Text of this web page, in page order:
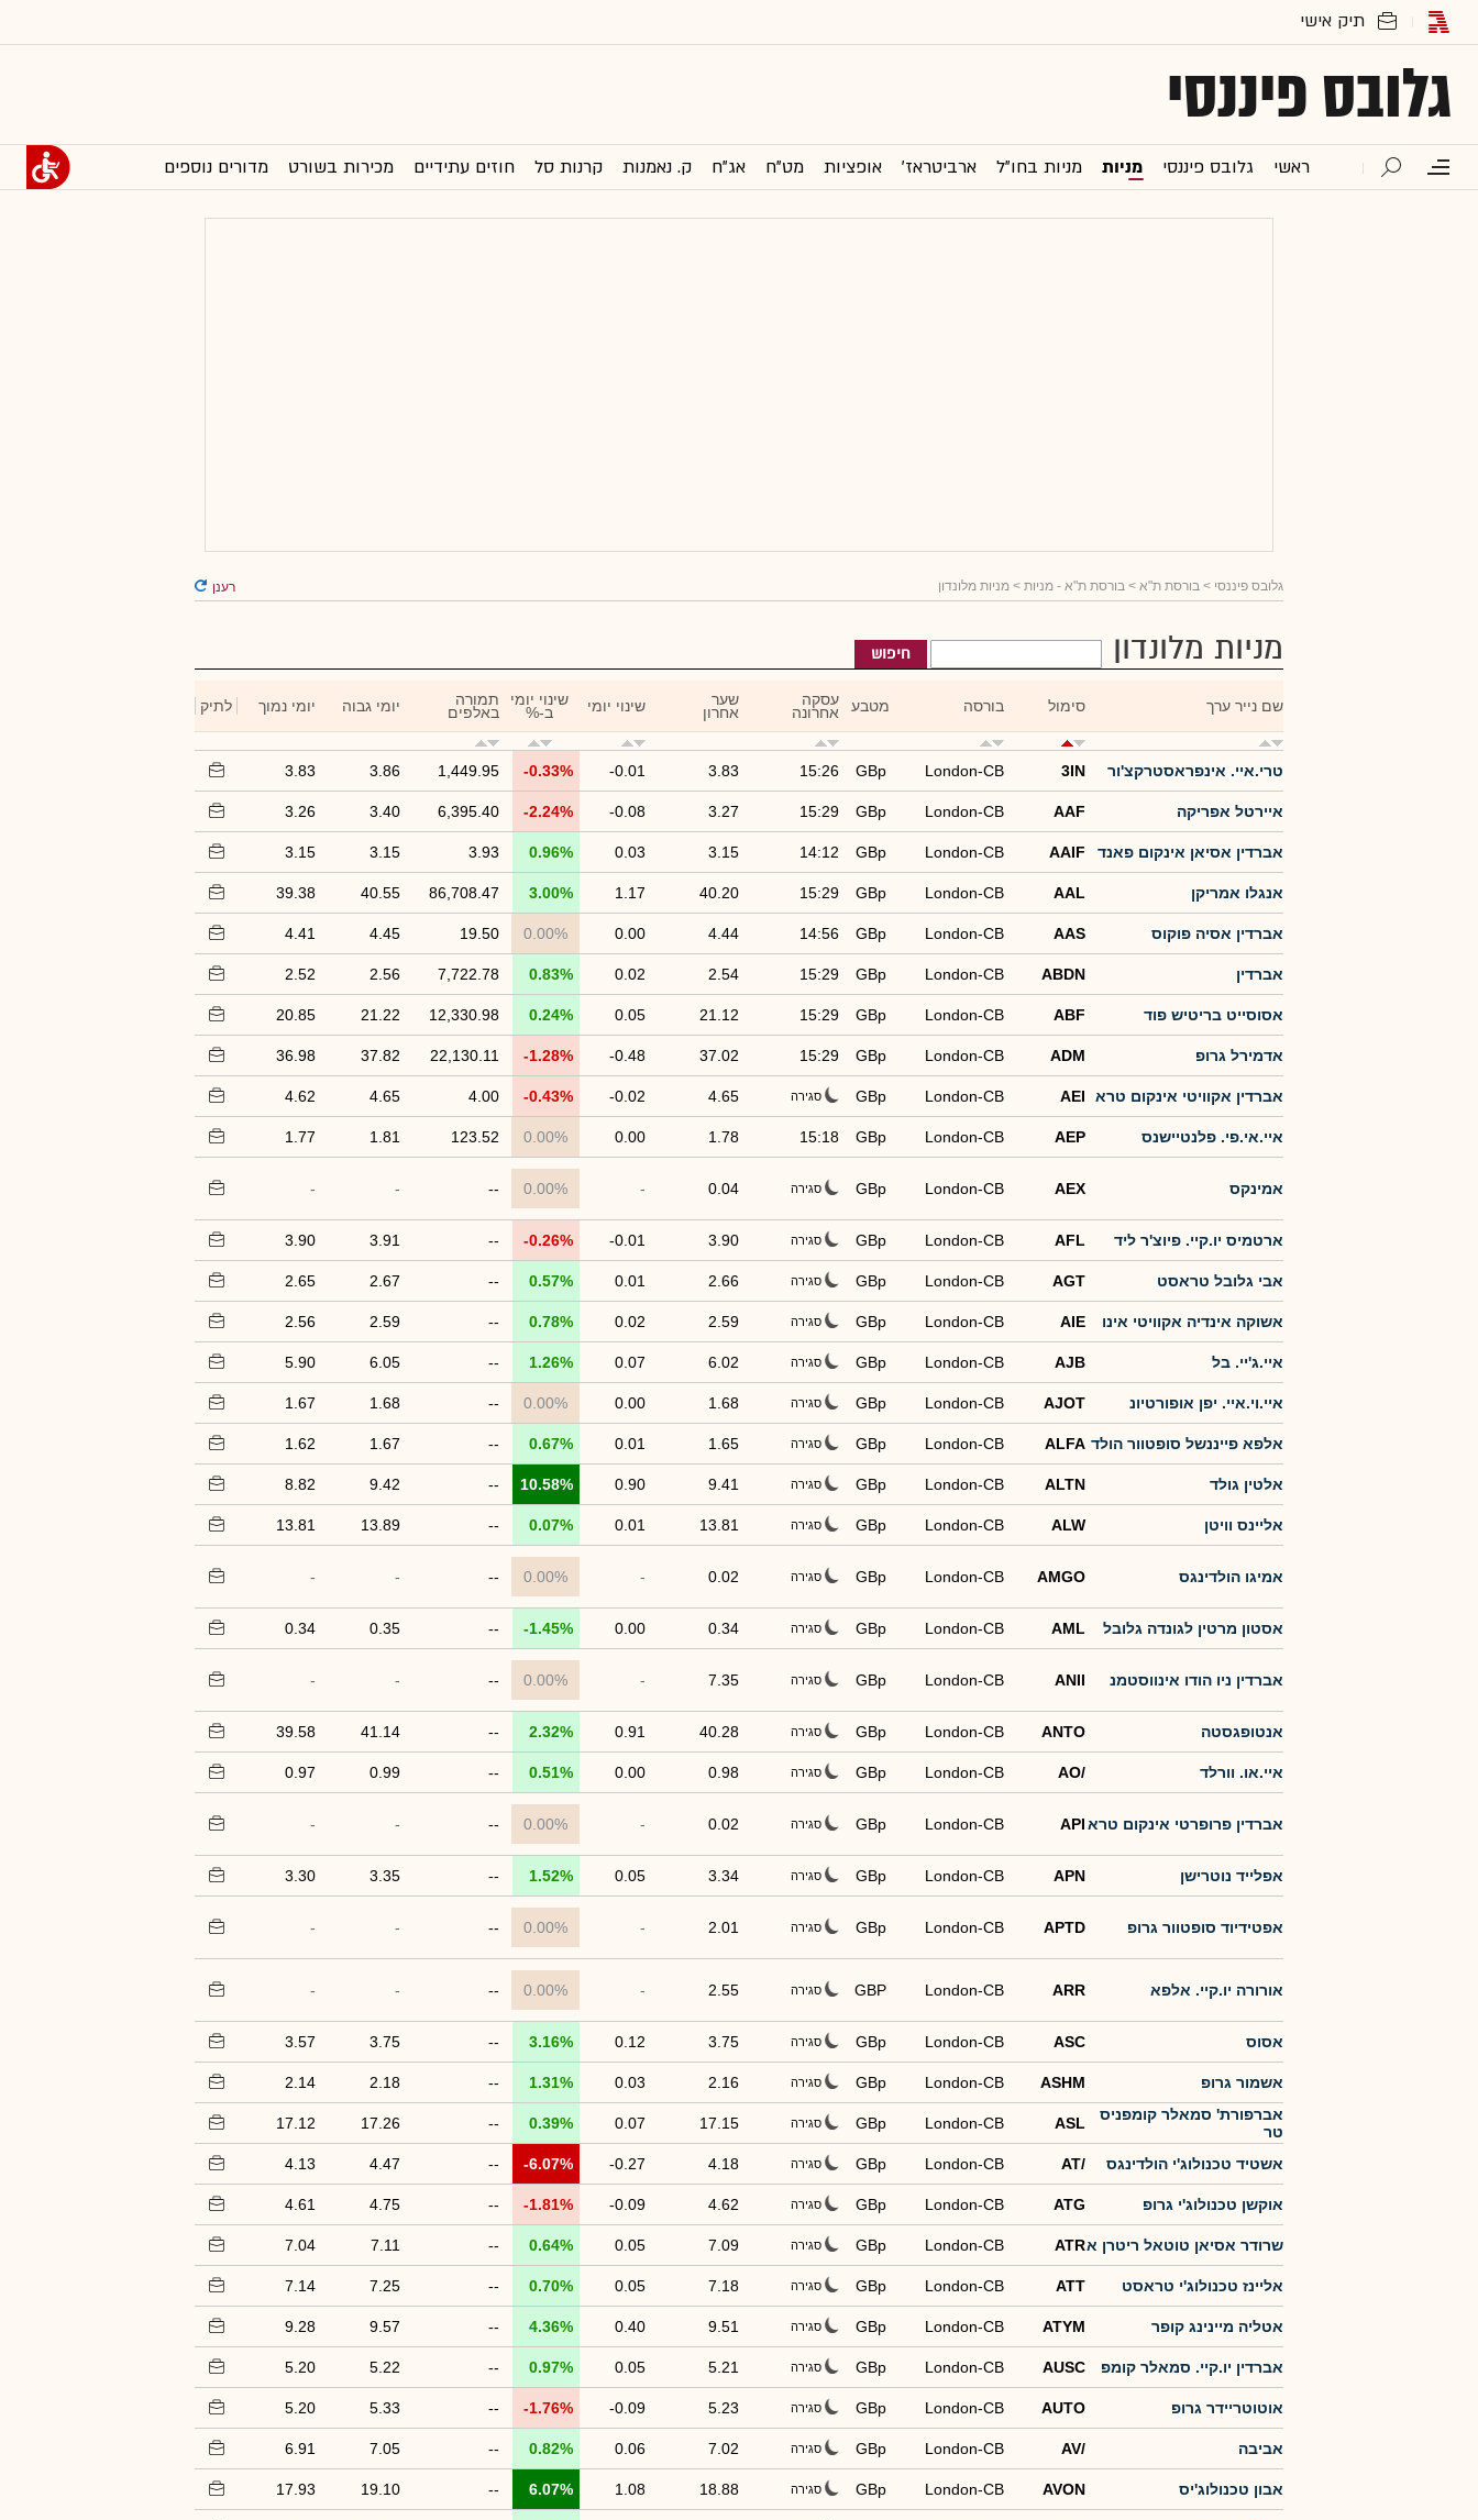
גלובס פיננסי
ראשי גלובס פיננסי מניות מניות בחו"ל ארביטראז' אופציות מט"ח אג"ח ק. נאמנות קרנות סל חוזים עתידיים מכירות בשורט מדורים נוספים
גלובס פיננסי > בורסת ת"א > בורסת ת"א - מניות > מניות מלונדון רענן
מניות מלונדון חיפוש
שם נייר ערך סימול בורסה מטבע עסקה
אחרונה
שער
אחרון שינוי יומי שינוי יומי
ב-%
תמורה
באלפים יומי גבוה יומי נמוך לתיק
טרי.איי. אינפראסטרקצ'ור 3IN
London-CB
GBp
15:26
3.83
-0.01
-0.33%
1,449.95
3.86
3.83
איירטל אפריקה AAF
London-CB
GBp
15:29
3.27
-0.08
-2.24%
6,395.40
3.40
3.26
אברדין אסיאן אינקום פאנד AAIF
London-CB
GBp
14:12
3.15
0.03
0.96%
3.93
3.15
3.15
אנגלו אמריקן AAL
London-CB
GBp
15:29
40.20
1.17
3.00%
86,708.47
40.55
39.38
אברדין אסיה פוקוס AAS
London-CB
GBp
14:56
4.44
0.00
0.00%
19.50
4.45
4.41
אברדין ABDN
London-CB
GBp
15:29
2.54
0.02
0.83%
7,722.78
2.56
2.52
אסוסייט בריטיש פוד ABF
London-CB
GBp
15:29
21.12
0.05
0.24%
12,330.98
21.22
20.85
אדמירל גרופ ADM
London-CB
GBp
15:29
37.02
-0.48
-1.28%
22,130.11
37.82
36.98
אברדין אקוויטי אינקום טרא AEI
London-CB
GBp סגירה 4.65
-0.02
-0.43%
4.00
4.65
4.62
איי.אי.פי. פלנטיישנס AEP
London-CB
GBp
15:18
1.78
0.00
0.00%
123.52
1.81
1.77
אמינקס AEX
London-CB
GBp סגירה 0.04
-
0.00%
--
-
-
ארטמיס יו.קיי. פיוצ'ר ליד AFL
London-CB
GBp סגירה 3.90
-0.01
-0.26%
--
3.91
3.90
אבי גלובל טראסט AGT
London-CB
GBp סגירה 2.66
0.01
0.57%
--
2.67
2.65
אשוקה אינדיה אקוויטי אינו AIE
London-CB
GBp סגירה 2.59
0.02
0.78%
--
2.59
2.56
איי.ג'יי. בל AJB
London-CB
GBp סגירה 6.02
0.07
1.26%
--
6.05
5.90
איי.וי.איי. יפן אופורטיונ AJOT
London-CB
GBp סגירה 1.68
0.00
0.00%
--
1.68
1.67
אלפא פייננשל סופטוור הולד ALFA
London-CB
GBp סגירה 1.65
0.01
0.67%
--
1.67
1.62
אלטין גולד ALTN
London-CB
GBp סגירה 9.41
0.90
10.58%
--
9.42
8.82
אליינס וויטן ALW
London-CB
GBp סגירה 13.81
0.01
0.07%
--
13.89
13.81
אמיגו הולדינגס AMGO
London-CB
GBp סגירה 0.02
-
0.00%
--
-
-
אסטון מרטין לגונדה גלובל AML
London-CB
GBp סגירה 0.34
0.00
-1.45%
--
0.35
0.34
אברדין ניו הודו אינווסטמנ ANII
London-CB
GBp סגירה 7.35
-
0.00%
--
-
-
אנטופגסטה ANTO
London-CB
GBp סגירה 40.28
0.91
2.32%
--
41.14
39.58
איי.או. וורלד AO/
London-CB
GBp סגירה 0.98
0.00
0.51%
--
0.99
0.97
אברדין פרופרטי אינקום טראAPI
London-CB
GBp סגירה 0.02
-
0.00%
--
-
-
אפלייד נוטרישן APN
London-CB
GBp סגירה 3.34
0.05
1.52%
--
3.35
3.30
אפטידיוד סופטוור גרופ APTD
London-CB
GBp סגירה 2.01
-
0.00%
--
-
-
אורורה יו.קיי. אלפא ARR
London-CB
GBP סגירה 2.55
-
0.00%
--
-
-
אסוס ASC
London-CB
GBp סגירה 3.75
0.12
3.16%
--
3.75
3.57
אשמור גרופ ASHM
London-CB
GBp סגירה 2.16
0.03
1.31%
--
2.18
2.14
אברפורת' סמאלר קומפניס
טר
ASL
London-CB
GBp סגירה 17.15
0.07
0.39%
--
17.26
17.12
אשטיד טכנולוג'י הולדינגס AT/
London-CB
GBp סגירה 4.18
-0.27
-6.07%
--
4.47
4.13
אוקשן טכנולוג'י גרופ ATG
London-CB
GBp סגירה 4.62
-0.09
-1.81%
--
4.75
4.61
שרודר אסיאן טוטאל ריטרן אATR
London-CB
GBp סגירה 7.09
0.05
0.64%
--
7.11
7.04
אליינז טכנולוג'י טראסט ATT
London-CB
GBp סגירה 7.18
0.05
0.70%
--
7.25
7.14
אטליה מיינינג קופר ATYM
London-CB
GBp סגירה 9.51
0.40
4.36%
--
9.57
9.28
אברדין יו.קיי. סמאלר קומפ AUSC
London-CB
GBp סגירה 5.21
0.05
0.97%
--
5.22
5.20
אוטוטריידר גרופ AUTO
London-CB
GBp סגירה 5.23
-0.09
-1.76%
--
5.33
5.20
אביבה AV/
London-CB
GBp סגירה 7.02
0.06
0.82%
--
7.05
6.91
אבון טכנולוג'יס AVON
London-CB
GBp סגירה 18.88
1.08
6.07%
--
19.10
17.93